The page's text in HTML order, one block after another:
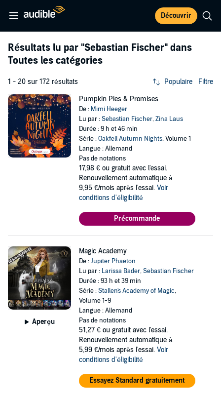
Découvrir
Résultats lu par "Sebastian Fischer" dans
Toutes les catégories
1 - 20 sur 172 résultats Populaire Filtre
Pumpkin Pies & Promises
De : Mimi Heeger
Lu par :Sebastian Fischer,Zina Laus
Durée : 9 h et 46 min
Série :Oakfell Autumn Nights, Volume 1
Langue : Allemand
Pas de notations
17,98 € ou gratuit avec l'essai.
Renouvellement automatique à
9,95 €/mois après l'essai. Voir
conditions d'éligibilité
Précommande
Aperçu
Magic Academy
De :Jupiter Phaeton
Lu par : Larissa Bader,Sebastian Fischer
Durée : 93 h et 39 min
Série :Stallen's Academy of Magic,
Volume 1-9
Langue : Allemand
Pas de notations
51,27 € ou gratuit avec l'essai.
Renouvellement automatique à
5,99 €/mois après l'essai. Voir
conditions d'éligibilité
Essayez Standard gratuitement